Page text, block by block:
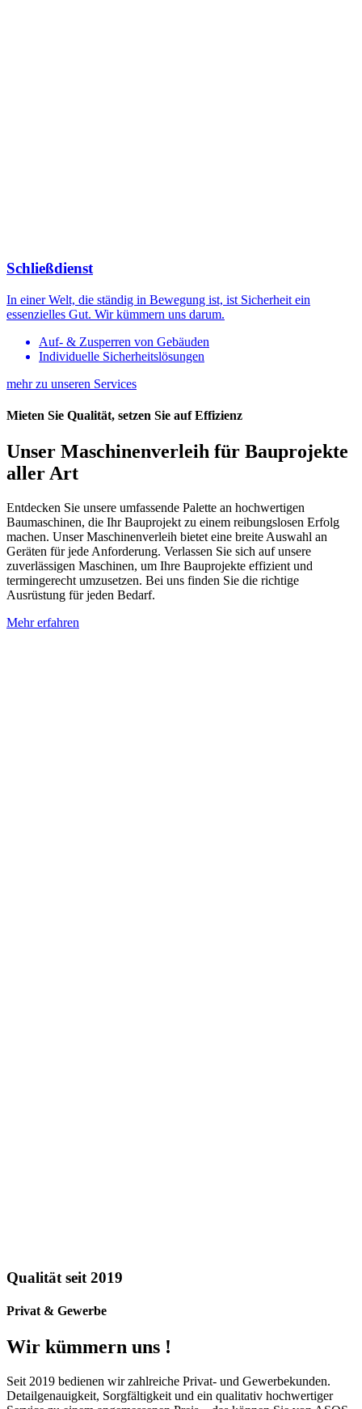
Schließdienst
In einer Welt, die ständig in Bewegung ist, ist Sicherheit ein
essenzielles Gut. Wir kümmern uns darum.
Auf- & Zusperren von Gebäuden
Individuelle Sicherheitslösungen
mehr zu unseren Services
Mieten Sie Qualität, setzen Sie auf Effizienz
Unser Maschinenverleih für Bauprojekte
aller Art
Entdecken Sie unsere umfassende Palette an hochwertigen
Baumaschinen, die Ihr Bauprojekt zu einem reibungslosen Erfolg
machen. Unser Maschinenverleih bietet eine breite Auswahl an
Geräten für jede Anforderung. Verlassen Sie sich auf unsere
zuverlässigen Maschinen, um Ihre Bauprojekte effizient und
termingerecht umzusetzen. Bei uns finden Sie die richtige
Ausrüstung für jeden Bedarf.
Mehr erfahren
Qualität seit 2019
Privat & Gewerbe
Wir kümmern uns !
Seit 2019 bedienen wir zahlreiche Privat- und Gewerbekunden.
Detailgenauigkeit, Sorgfältigkeit und ein qualitativ hochwertiger